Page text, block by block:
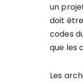
un
doit
codes
que les
Les